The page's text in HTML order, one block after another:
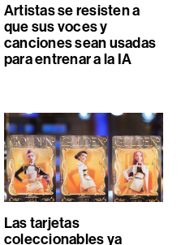
Artistas se resisten a
que sus voces y
canciones sean usadas
para entrenar a la IA
Las tarjetas
coleccionables ya